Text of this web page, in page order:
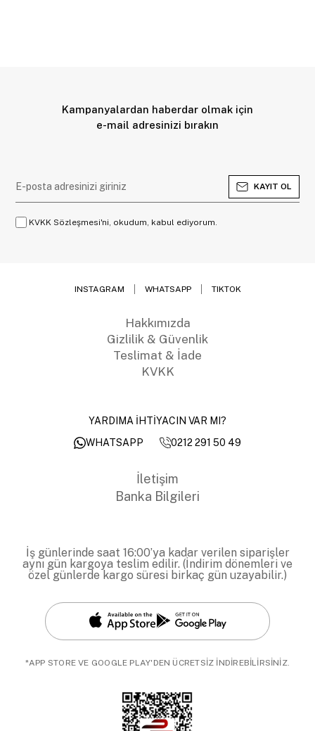
Kampanyalardan haberdar olmak için
e-mail adresinizi bırakın
KAYIT OL
KVKK Sözleşmesi'ni, okudum, kabul ediyorum.
INSTAGRAM WHATSAPP TIKTOK
Hakkımızda
Gizlilik & Güvenlik
Teslimat & İade
KVKK
YARDIMA İHTİYACIN VAR MI?
WHATSAPP
0212 291 50 49
İletişim
Banka Bilgileri
İş günlerinde saat 16:00’ya kadar verilen siparişler
aynı gün kargoya teslim edilir. (İndirim dönemleri ve
özel günlerde kargo süresi birkaç gün uzayabilir.)
*APP STORE VE GOOGLE PLAY'DEN ÜCRETSİZ İNDİREBİLİRSİNİZ.